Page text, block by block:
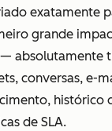
exatamente
grande
absolutamente
conversas, e-
histórico
de SLA.